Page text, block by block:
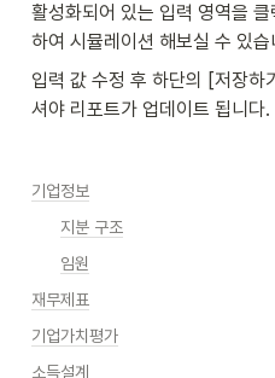
활성화되어 있는 입력 영역을
하여 시뮬레이션 해보실 수 있습
입력 값 수정 후 하단의 [저장
셔야 리포트가 업데이트 됩니다.
기업정보
지분 구조
임원
재무제표
기업가치평가
소득설계